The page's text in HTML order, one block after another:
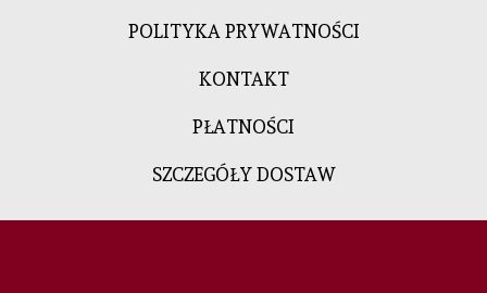
POLITYKA PRYWATNOŚCI
KONTAKT
PŁATNOŚCI
SZCZEGÓŁY DOSTAW